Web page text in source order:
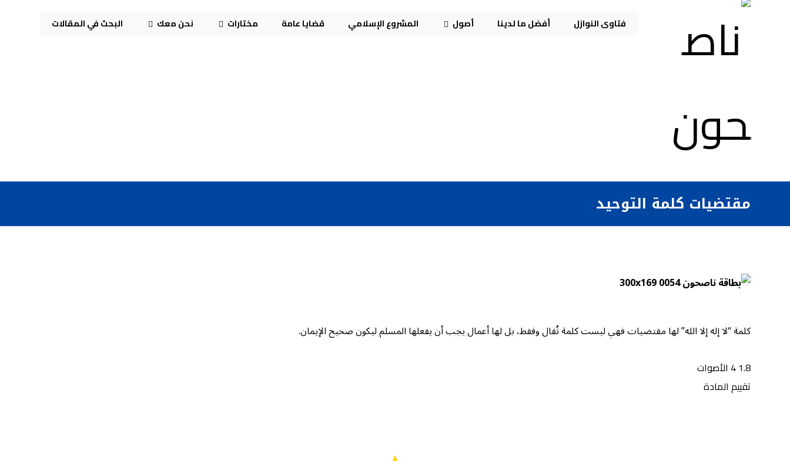
فتاوى النوازل أفضل ما لدينا أصول المشروع الإسلامي قضايا عامة مختارات نحن معك البحث في المقالات
مقتضيات كلمة التوحيد
كلمة “لا إله إلا الله” لها مقتضيات فهي ليست كلمة تُقال وفقط، بل لها أعمال يجب أن يفعلها المسلم ليكون صحيح الإيمان.
1.8
4 الأصوات
تقييم المادة